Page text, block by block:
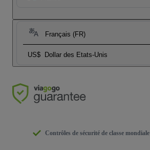
Français (FR)
US$ Dollar des Etats-Unis
Contrôles de sécurité de classe mondiale